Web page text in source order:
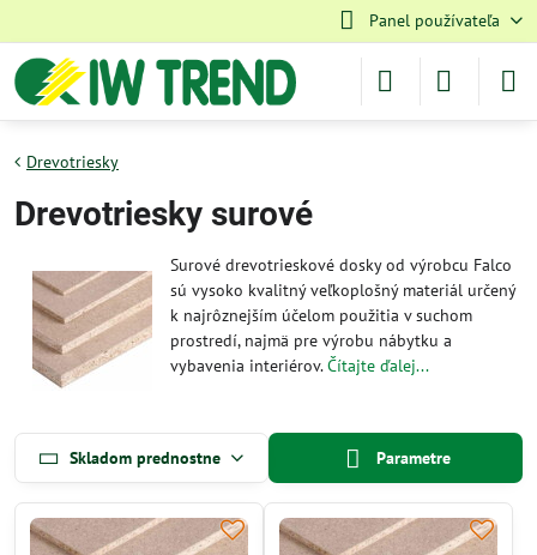
Panel používateľa
Drevotriesky
Drevotriesky surové
Surové drevotrieskové dosky od výrobcu Falco
sú vysoko kvalitný veľkoplošný materiál určený
k najrôznejším účelom použitia v suchom
prostredí, najmä pre výrobu nábytku a
vybavenia interiérov.Čítajte ďalej...
Skladom prednostne Parametre